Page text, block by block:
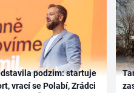
podzim: startuje
vrací se Polabí, Zrádci